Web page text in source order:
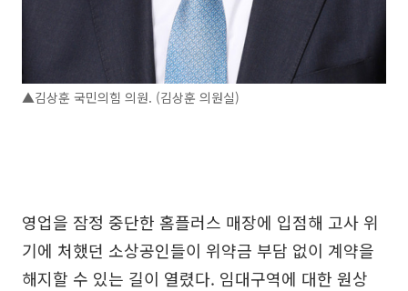
▲김상훈 국민의힘 의원. (김상훈 의원실)
영업을 잠정 중단한 홈플러스 매장에 입점해 고사 위
기에 처했던 소상공인들이 위약금 부담 없이 계약을
해지할 수 있는 길이 열렸다. 임대구역에 대한 원상